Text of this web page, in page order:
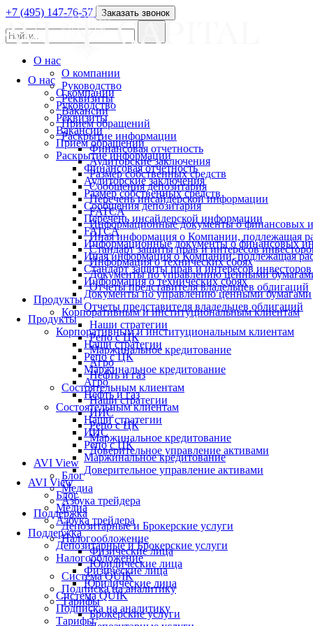
О нас
О компании
Руководство
Реквизиты
Вакансии
Прием обращений
Раскрытие информации
Финансовая отчетность
Аудиторские заключения
Размер собственных средств
Сообщения депозитария
Перечень инсайдерской информации
FATCA
Информационные документы о финансовых
Иная информация о Компании, подлежащая
Стандарт защиты прав и интересов инвесторов
Информация о технических сбоях
Документы по управлению ценными бумагами
Отчеты представителя владельцев облигаций
Продукты
Корпоративным и институциональным клиентам
Наши стратегии
Репо с ЦК
Маржинальное кредитование
Агро
Нефть и газ
Состоятельным клиентам
Наши стратегии
ИИС
Репо с ЦК
Маржинальное кредитование
Доверительное управление активами
AVI View
Блог
Медиа
Азбука трейдера
Поддержка
Депозитарные и Брокерские услуги
Налогообложение
Физические лица
Юридические лица
Система QUIK
Подписка на аналитику
Тарифы
+7 (495) 147-76-57 Заказать звонок
О нас
О компании
Руководство
Реквизиты
Вакансии
Прием обращений
Раскрытие информации
Финансовая отчетность
Аудиторские заключения
Размер собственных средств
Сообщения депозитария
Перечень инсайдерской информации
FATCA
Информационные документы о финансовых
Иная информация о Компании, подлежащая
Стандарт защиты прав и интересов
Информация о технических сбоях
Документы по управлению ценными
Отчеты представителя владельцев облигаций
Продукты
Корпоративным и институциональным клиентам
Наши стратегии
Репо с ЦК
Маржинальное кредитование
Агро
Нефть и газ
Состоятельным клиентам
Наши стратегии
ИИС
Репо с ЦК
Маржинальное кредитование
Доверительное управление активами
AVI View
Блог
Медиа
Азбука трейдера
Поддержка
Депозитарные и Брокерские услуги
Налогообложение
Физические лица
Юридические лица
Система QUIK
Подписка на аналитику
Тарифы
Брокерские услуги